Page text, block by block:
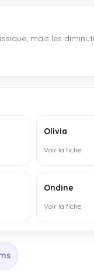
mais les
Olivia
Voir la fiche
Ondine
Voir la fiche